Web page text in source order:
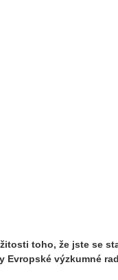
toho, že jste se
výzkumné